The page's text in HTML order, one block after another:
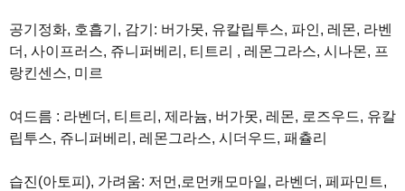
공기정화, 호흡기, 감기: 버가못, 유칼립투스, 파인, 레몬, 라벤
더, 사이프러스, 쥬니퍼베리, 티트리 , 레몬그라스, 시나몬, 프
랑킨센스, 미르
여드름 : 라벤더, 티트리, 제라늄, 버가못, 레몬, 로즈우드, 유칼
립투스, 쥬니퍼베리, 레몬그라스, 시더우드, 패츌리
습진(아토피), 가려움: 저먼,로먼캐모마일, 라벤더, 페파민트,